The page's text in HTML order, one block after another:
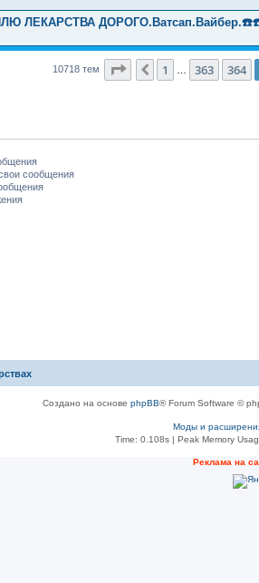
ЛЕКАРСТВА
10718 тем Страница 365из 429
Пред.
1 363 364
сообщения
Создано на основе phpBB® Forum Software ©
Моды и
Time: 0.108s| Peak Memory
Рeклама на